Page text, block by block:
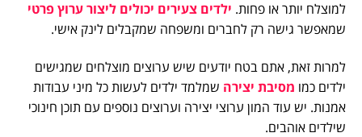
למוצלח יותר או פחות. ילדים צעירים יכולים ליצור ערוץ פרטי
שמאפשר גישה רק לחברים ומשפחה שמקבלים לינק אישי.
למרות זאת, אתם בטח יודעים שיש ערוצים מוצלחים שמגישים
ילדים כמו מסיבת יצירה שמלמד ילדים לעשות כל מיני עבודות
אמנות. יש עוד המון ערוצי יצירה וערוצים נוספים עם תוכן חינוכי
שילדים אוהבים.